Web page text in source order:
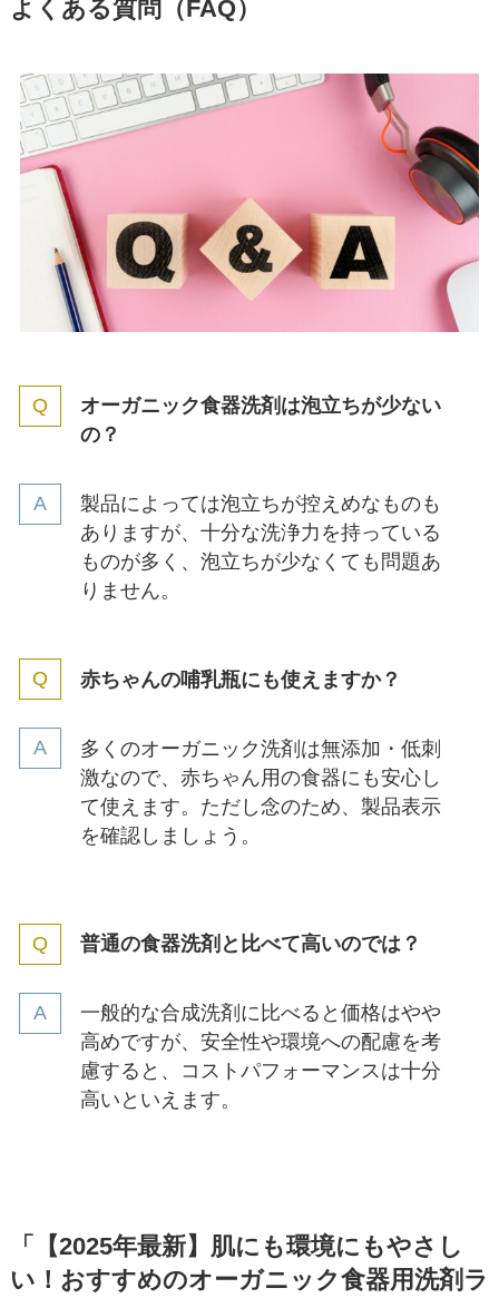
よくある質問（FAQ）
オーガニック食器洗剤は泡立ちが少ない
の？
製品によっては泡立ちが控えめなものも
ありますが、十分な洗浄力を持っている
ものが多く、泡立ちが少なくても問題あ
りません。
赤ちゃんの哺乳瓶にも使えますか？
多くのオーガニック洗剤は無添加・低刺
激なので、赤ちゃん用の食器にも安心し
て使えます。ただし念のため、製品表示
を確認しましょう。
普通の食器洗剤と比べて高いのでは？
一般的な合成洗剤に比べると価格はやや
高めですが、安全性や環境への配慮を考
慮すると、コストパフォーマンスは十分
高いといえます。
「【2025年最新】肌にも環境にもやさし
い！おすすめのオーガニック食器用洗剤ラ